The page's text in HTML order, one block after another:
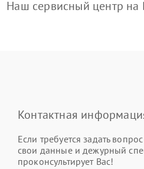
Наш сервисный центр на
Контактная
Если требуется задать
свои данные и дежурный
проконсультирует Вас!